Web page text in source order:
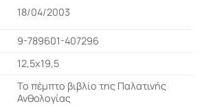
18/04/2003
9-789601-407296
12,5x19,5
Το πέμπτο βιβλίο της Παλατινής
Ανθολογίας